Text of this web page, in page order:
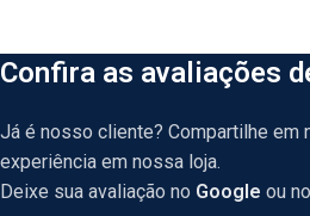
Confira as avaliações
Já é nosso cliente? Compartilhe
experiência em nossa loja.
Deixe sua avaliação no Google ou no